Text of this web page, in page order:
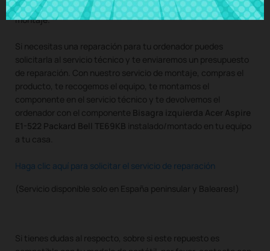
ORIGINAL - disponible también con nuestro servicio de
montaje.
Si necesitas una reparación para tu ordenador puedes
solicitarla al servicio técnico y te enviaremos un presupuesto
de reparación. Con nuestro servicio de montaje, compras el
producto, te recogemos el equipo, te montamos el
componente en el servicio técnico y te devolvemos el
ordenador con el componente Bisagra izquierda Acer Aspire
E1-522 Packard Bell TE69KB instalado/montado en tu equipo
a tu casa.
Haga clic aquí para solicitar el servicio de reparación
(Servicio disponible solo en España peninsular y Baleares!)
Si tienes dudas al respecto, sobre si este repuesto es